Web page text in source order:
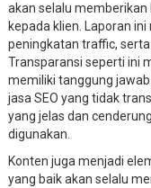
akan selalu
kepada klien. Laporan
peningkatan traffic,
Transparansi seperti ini
memiliki tanggung
jasa SEO yang tidak
yang jelas dan
digunakan.
Konten juga menjadi
yang baik akan selalu